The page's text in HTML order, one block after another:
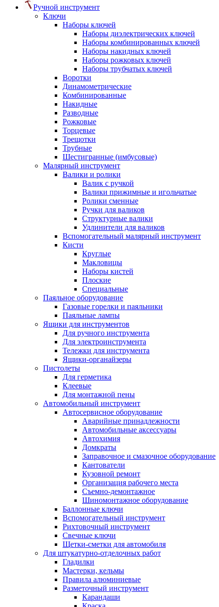
Ручной инструмент
Ключи
Наборы ключей
Наборы диэлектрических ключей
Наборы комбинированных ключей
Наборы накидных ключей
Наборы рожковых ключей
Наборы трубчатых ключей
Воротки
Динамометрические
Комбинированные
Накидные
Разводные
Рожковые
Торцевые
Трещотки
Трубные
Шестигранные (имбусовые)
Малярный инструмент
Валики и ролики
Валик с ручкой
Валики прижимные и игольчатые
Ролики сменные
Ручки для валиков
Структурные валики
Удлинители для валиков
Вспомогательный малярный инструмент
Кисти
Круглые
Макловицы
Наборы кистей
Плоские
Специальные
Паяльное оборудование
Газовые горелки и паяльники
Паяльные лампы
Ящики для инструментов
Для ручного инструмента
Для электроинструмента
Тележки для инструмента
Ящики-органайзеры
Пистолеты
Для герметика
Клеевые
Для монтажной пены
Автомобильный инструмент
Автосервисное оборудование
Аварийные принадлежности
Автомобильные аксессуары
Автохимия
Домкраты
Заправочное и смазочное оборудование
Кантователи
Кузовной ремонт
Организация рабочего места
Съемно-демонтажное
Шиномонтажное оборудование
Баллонные ключи
Вспомогательный инструмент
Рихтовочный инструмент
Свечные ключи
Щетки-сметки для автомобиля
Для штукатурно-отделочных работ
Гладилки
Мастерки, кельмы
Правила алюминиевые
Разметочный инструмент
Карандаши